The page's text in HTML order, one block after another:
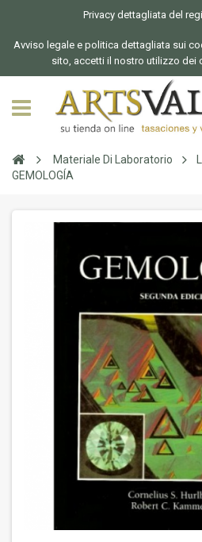
Privacy dettagliata del
Avviso legale e politica dettagliata sui
sito, accetti il nostro utilizzo dei
Materiale Di Laboratorio
GEMOLOGÍA